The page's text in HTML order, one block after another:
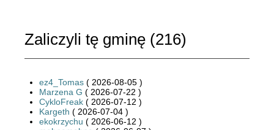
Zaliczyli tę gminę (216)
ez4_Tomas ( 2026-08-05 )
Marzena G ( 2026-07-22 )
CykloFreak ( 2026-07-12 )
Kargeth ( 2026-07-04 )
ekokrzychu ( 2026-06-12 )